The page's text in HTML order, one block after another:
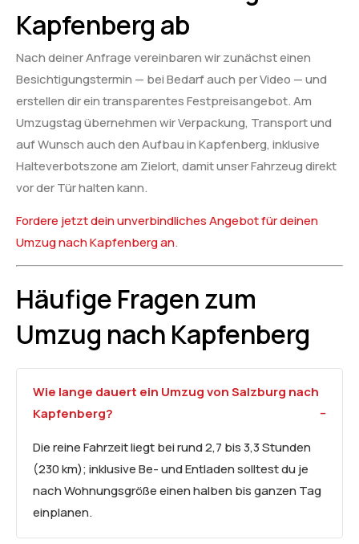
Kapfenberg ab
Nach deiner Anfrage vereinbaren wir zunächst einen
Besichtigungstermin — bei Bedarf auch per Video — und
erstellen dir ein transparentes Festpreisangebot. Am
Umzugstag übernehmen wir Verpackung, Transport und
auf Wunsch auch den Aufbau in Kapfenberg, inklusive
Halteverbotszone am Zielort, damit unser Fahrzeug direkt
vor der Tür halten kann.
Fordere jetzt dein unverbindliches Angebot für deinen
Umzug nach Kapfenberg an.
Häufige Fragen zum
Umzug nach Kapfenberg
Wie lange dauert ein Umzug von Salzburg nach
Kapfenberg?
Die reine Fahrzeit liegt bei rund 2,7 bis 3,3 Stunden
(230 km); inklusive Be- und Entladen solltest du je
nach Wohnungsgröße einen halben bis ganzen Tag
einplanen.